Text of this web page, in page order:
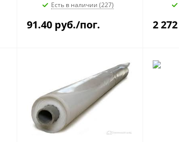
Есть в наличии (227)
91.40 руб./пог. 2 272